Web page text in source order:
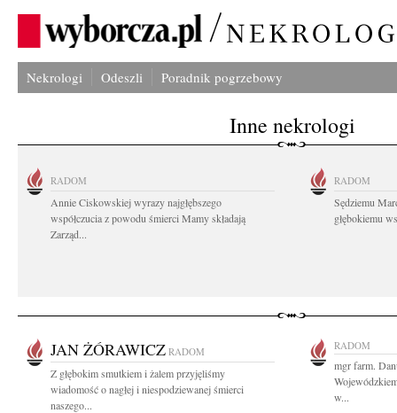
Nekrologi Odeszli Poradnik pogrzebowy
Inne nekrologi
RADOM
Annie Ciskowskiej wyrazy najgłębszego
współczucia z powodu śmierci Mamy składają
Zarząd...
RADOM
Sędziemu
głębokiemu
JAN ŻÓRAWICZ RADOM
Z głębokim smutkiem i żalem przyjęliśmy
wiadomość o nagłej i niespodziewanej śmierci
naszego...
RADOM
mgr farm.
w...